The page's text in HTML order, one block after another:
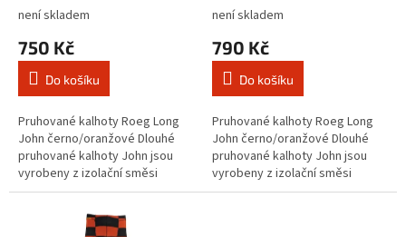
není skladem
750 Kč
Do košíku
Pruhované kalhoty Roeg Long
John černo/oranžové Dlouhé
pruhované kalhoty John jsou
vyrobeny z izolační směsi
česané bavlny, která je
během dlouhých a...
není skladem
790 Kč
Do košíku
Pruhované kalhoty Roeg Long
John černo/oranžové Dlouhé
pruhované kalhoty John jsou
vyrobeny z izolační směsi
česané bavlny, která je